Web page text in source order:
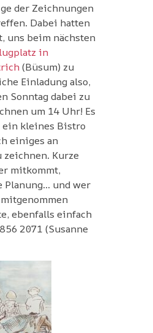
der Zeichnungen
Dabei hatten
uns beim nächsten
in
(Büsum) zu
Einladung also,
Sonntag dabei zu
um 14 Uhr! Es
kleines Bistro
einiges an
zeichnen. Kurze
mitkommt,
und wer
ebenfalls einfach
2071 (Susanne